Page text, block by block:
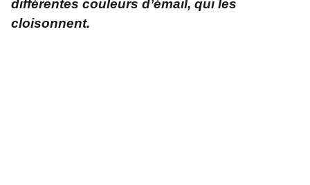
différentes couleurs d’émail, qui les
cloisonnent.